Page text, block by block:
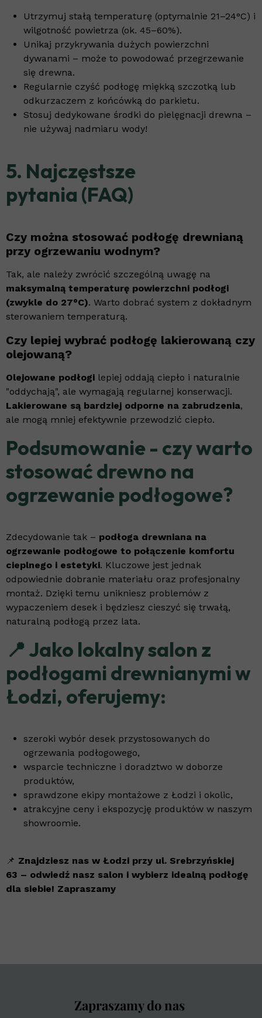
Utrzymuj stałą temperaturę (optymalnie 21–24°C) i
wilgotność powietrza (ok. 45–60%).
Unikaj przykrywania dużych powierzchni
dywanami – może to powodować przegrzewanie
się drewna.
Regularnie czyść podłogę miękką szczotką lub
odkurzaczem z końcówką do parkietu.
Stosuj dedykowane środki do pielęgnacji drewna –
nie używaj nadmiaru wody!
5. Najczęstsze
pytania (FAQ)
Czy można stosować podłogę drewnianą
przy ogrzewaniu wodnym?
Tak, ale należy zwrócić szczególną uwagę na
maksymalną temperaturę powierzchni podłogi
(zwykle do 27°C). Warto dobrać system z dokładnym
sterowaniem temperaturą.
Czy lepiej wybrać podłogę lakierowaną czy
olejowaną?
Olejowane podłogi lepiej oddają ciepło i naturalnie
"oddychają", ale wymagają regularnej konserwacji.
Lakierowane są bardziej odporne na zabrudzenia,
ale mogą mniej efektywnie przewodzić ciepło.
Podsumowanie - czy warto
stosować drewno na
ogrzewanie podłogowe?
Zdecydowanie tak – podłoga drewniana na
ogrzewanie podłogowe to połączenie komfortu
cieplnego i estetyki. Kluczowe jest jednak
odpowiednie dobranie materiału oraz profesjonalny
montaż. Dzięki temu unikniesz problemów z
wypaczeniem desek i będziesz cieszyć się trwałą,
naturalną podłogą przez lata.
📍 Jako lokalny salon z
podłogami drewnianymi w
Łodzi, oferujemy:
szeroki wybór desek przystosowanych do
ogrzewania podłogowego,
wsparcie techniczne i doradztwo w doborze
produktów,
sprawdzone ekipy montażowe z Łodzi i okolic,
atrakcyjne ceny i ekspozycję produktów w naszym
showroomie.
📌 Znajdziesz nas w Łodzi przy ul. Srebrzyńskiej
63 – odwiedź nasz salon i wybierz idealną podłogę
dla siebie! Zapraszamy
Zapraszamy do nas